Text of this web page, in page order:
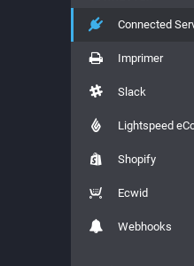
Connected
Imprimer
Slack
Lightspeed
Shopify
Ecwid
Webhooks